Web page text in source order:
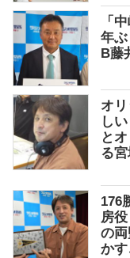
「
年
B藤
オ
し
と
る
176
房
の
かす